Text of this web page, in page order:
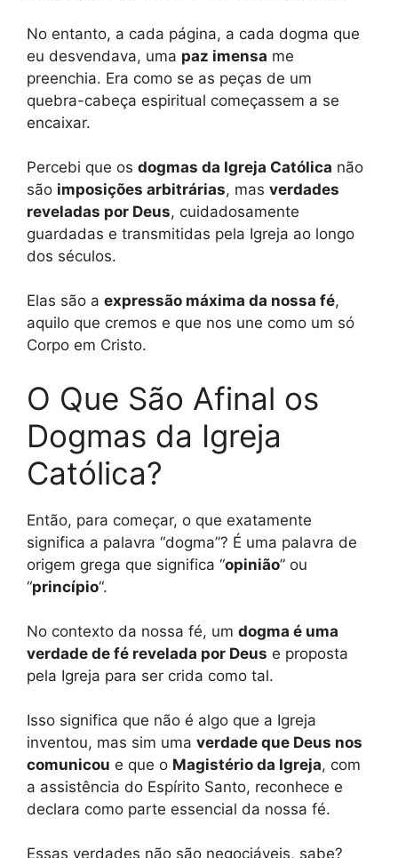
No entanto, a cada página, a cada dogma que
eu desvendava, uma paz imensa me
preenchia. Era como se as peças de um
quebra-cabeça espiritual começassem a se
encaixar.
Percebi que os dogmas da Igreja Católica não
são imposições arbitrárias, mas verdades
reveladas por Deus, cuidadosamente
guardadas e transmitidas pela Igreja ao longo
dos séculos.
Elas são a expressão máxima da nossa fé,
aquilo que cremos e que nos une como um só
Corpo em Cristo.
O Que São Afinal os
Dogmas da Igreja
Católica?
Então, para começar, o que exatamente
significa a palavra “dogma”? É uma palavra de
origem grega que significa “opinião” ou
“princípio“.
No contexto da nossa fé, um dogma é uma
verdade de fé revelada por Deus e proposta
pela Igreja para ser crida como tal.
Isso significa que não é algo que a Igreja
inventou, mas sim uma verdade que Deus nos
comunicou e que o Magistério da Igreja, com
a assistência do Espírito Santo, reconhece e
declara como parte essencial da nossa fé.
Essas verdades não são negociáveis, sabe?